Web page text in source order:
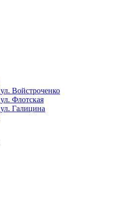
ул. Войстроченко
ул. Флотская
ул. Галицина